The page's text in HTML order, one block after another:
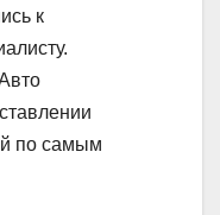
к
по самым